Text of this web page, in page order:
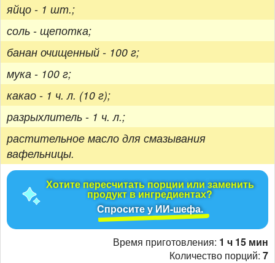
яйцо - 1 шт.;
соль - щепотка;
банан очищенный - 100 г;
мука - 100 г;
какао - 1 ч. л. (10 г);
разрыхлитель - 1 ч. л.;
растительное масло для смазывания
вафельницы.
Хотите пересчитать порции или заменить
продукт в ингредиентах?
Спросите у ИИ-шефа.
Время приготовления: 1 ч 15 мин
Количество порций: 7